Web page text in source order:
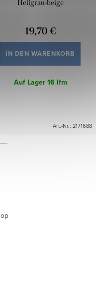
Hellgrau-beige
19,70 €
IN DEN WARENKORB
Auf Lager16 lfm
Art.-Nr.: 2171688